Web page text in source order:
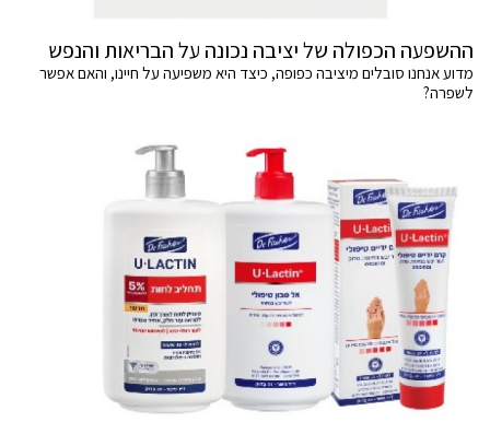
ההשפעה הכפולה של יציבה נכונה על הבריאות והנפש
מדוע אנחנו סובלים מיציבה כפופה, כיצד היא משפיעה על חיינו, והאם אפשר
לשפרה?